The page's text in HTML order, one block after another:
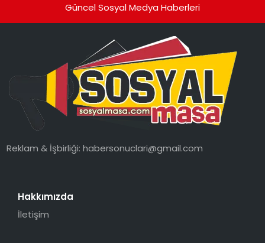
Güncel Sosyal Medya Haberleri
Reklam & İşbirliği:habersonuclari@gmail.com
Hakkımızda
İletişim